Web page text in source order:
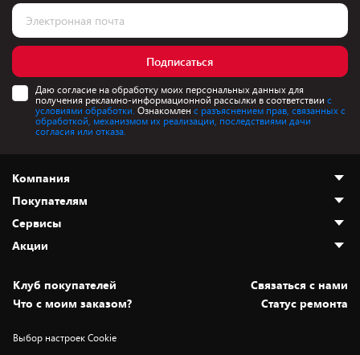
Подписаться
Даю согласие на обработку моих персональных данных для
получения рекламно-информационной рассылки в соответствии с
условиями обработки. Ознакомлен с разъяснением прав, связанных с
обработкой, механизмом их реализации, последствиями дачи
согласия или отказа.
Компания
О нас
Адреса магазинов
Новости
Статьи и обзоры
Вакансии
Дай пять добру!
Покупателям
Как сделать заказ
Оплата и доставка
Безналичный расчёт
Обмен и возврат товара
Обработка персональных данных
Сервисы
Установка техники
Для игровых консолей
Для мобильных устройств
Акции
Скидки и промокоды
Белорусские товары
Бонусы
Клуб покупателей
Cвязаться с нами
Что с моим заказом?
Статус ремонта
Выбор настроек Cookie